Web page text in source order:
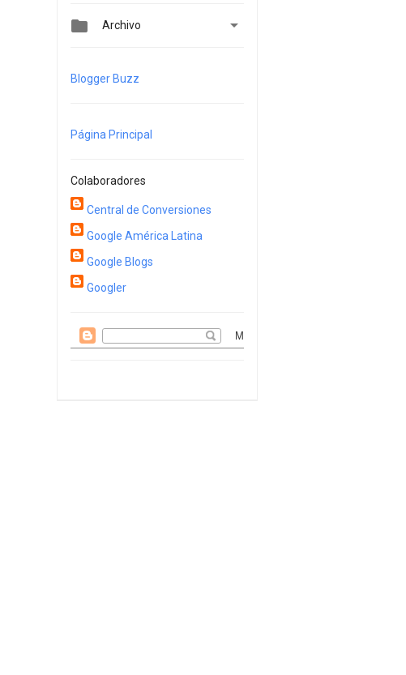
 Archivo 
Blogger Buzz
Página Principal
Colaboradores
Central de Conversiones
Google América Latina
Google Blogs
Googler